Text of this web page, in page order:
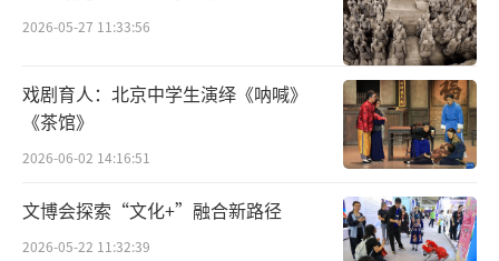
的素养和温度，是一种超越日常生活之上的诗
意和情怀。奥地利哲学家鲁道夫·斯坦纳曾提
出人类有12种感觉，不同感觉之间其实是相通
的，不能隔离开来区别对待，多种感觉必须融
合在一起。所以，博伊斯强调通感艺术，试图
打通视觉、嗅觉、听觉、触觉和意识的综合作
用，拓展艺术种类的涉及方向。
2026-05-27 11:33:56
戏剧育人：北京中学生演绎《呐喊》
《茶馆》
2026-06-02 14:16:51
文博会探索“文化+”融合新路径
2026-05-22 11:32:39